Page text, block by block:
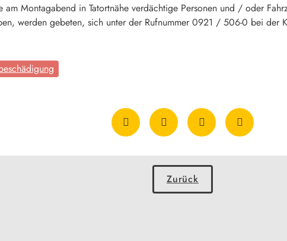
am Montagabend in Tatortnähe verdächtige Personen und / oder
werden gebeten, sich unter der Rufnummer 0921 / 506-0 bei der
Zurück